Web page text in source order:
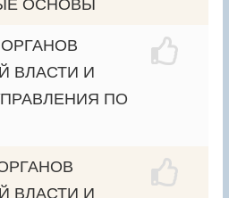
ОСНОВЫ
ВЛАСТИ И
ПО
ВЛАСТИ И